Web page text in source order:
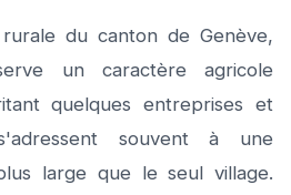
du canton de Genève,
un caractère agricole
quelques entreprises et
souvent à une
large que le seul village.